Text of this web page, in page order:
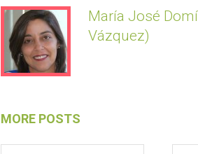
María José
Vázquez)
MORE POSTS